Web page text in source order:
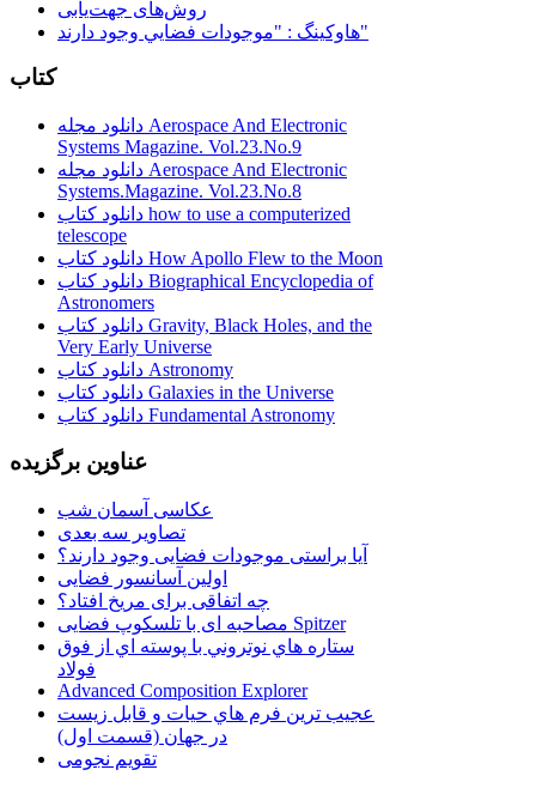
روش‌های جهت‌یابی
هاوكينگ : "موجودات فضايي وجود دارند"
کتاب
دانلود مجله Aerospace And Electronic
Systems Magazine. Vol.23.No.9
دانلود مجله Aerospace And Electronic
Systems.Magazine. Vol.23.No.8
دانلود کتاب how to use a computerized
telescope
دانلود کتاب How Apollo Flew to the Moon
دانلود کتاب Biographical Encyclopedia of
Astronomers
دانلود کتاب Gravity, Black Holes, and the
Very Early Universe
دانلود کتاب Astronomy
دانلود کتاب Galaxies in the Universe
دانلود کتاب Fundamental Astronomy
عناوین برگزیده
عکاسی آسمان شب
تصاویر سه بعدی
آیا براستی موجودات فضایی وجود دارند؟
اولین آسانسور فضایی
چه اتفاقی برای مریخ افتاد؟
مصاحبه ای با تلسکوپ فضایی Spitzer
ستاره هاي نوتروني با پوسته اي از فوق
فولاد
Advanced Composition Explorer
عجیب ترین فرم هاي حيات و قابل زيست
در جهان (قسمت اول)
تقویم نجومی